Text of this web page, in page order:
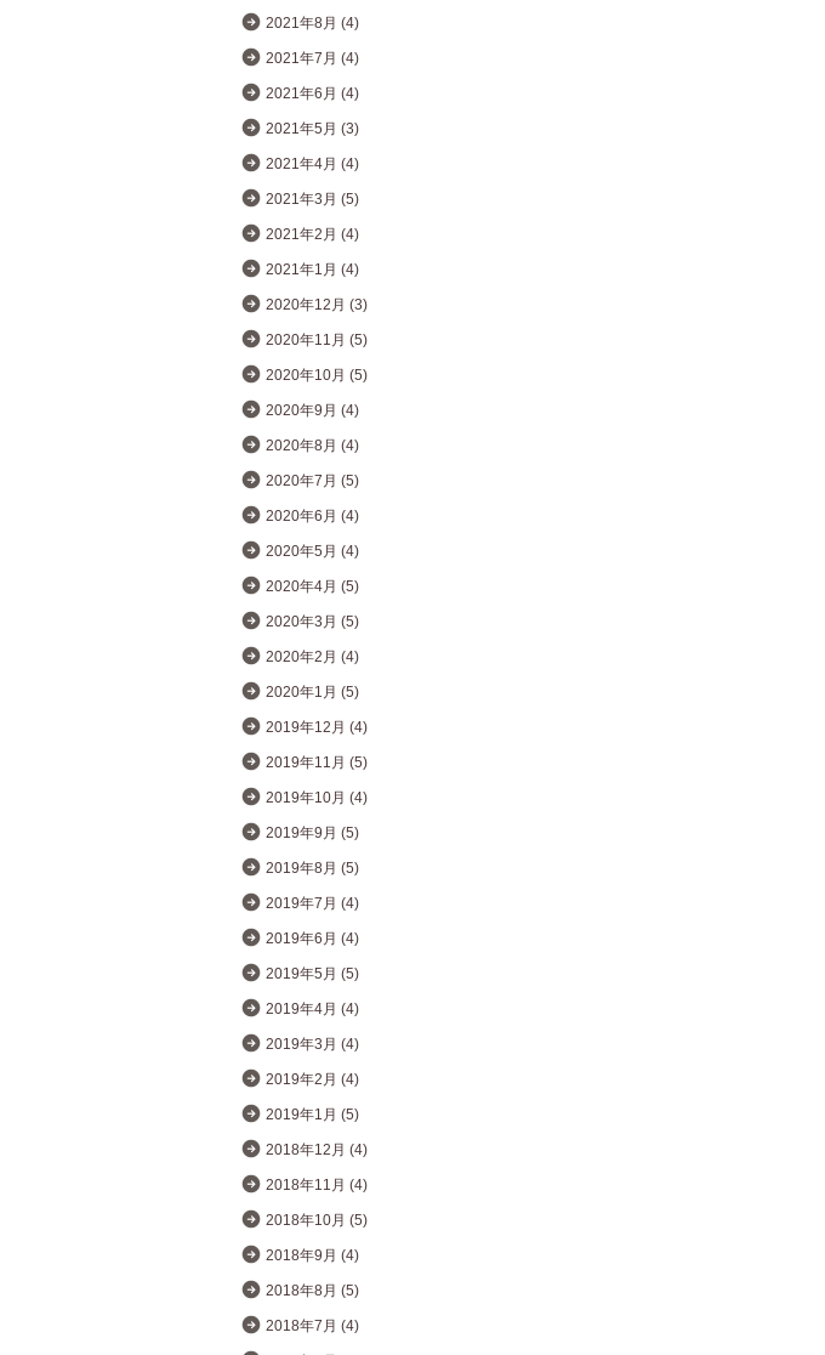
2021年8月 (4)
2021年7月 (4)
2021年6月 (4)
2021年5月 (3)
2021年4月 (4)
2021年3月 (5)
2021年2月 (4)
2021年1月 (4)
2020年12月 (3)
2020年11月 (5)
2020年10月 (5)
2020年9月 (4)
2020年8月 (4)
2020年7月 (5)
2020年6月 (4)
2020年5月 (4)
2020年4月 (5)
2020年3月 (5)
2020年2月 (4)
2020年1月 (5)
2019年12月 (4)
2019年11月 (5)
2019年10月 (4)
2019年9月 (5)
2019年8月 (5)
2019年7月 (4)
2019年6月 (4)
2019年5月 (5)
2019年4月 (4)
2019年3月 (4)
2019年2月 (4)
2019年1月 (5)
2018年12月 (4)
2018年11月 (4)
2018年10月 (5)
2018年9月 (4)
2018年8月 (5)
2018年7月 (4)